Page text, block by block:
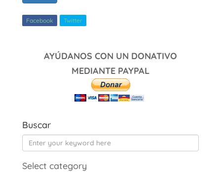
Facebook Twitter
AYÚDANOS CON UN DONATIVO
MEDIANTE PAYPAL
Buscar
Select category